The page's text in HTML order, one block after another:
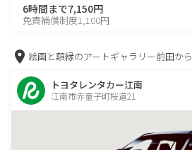
6時間まで7,150円
免責補償制度1,100円
絵画と額縁のアートギャラリー前田から
トヨタレンタカー江南
江南市赤童子町桜道21